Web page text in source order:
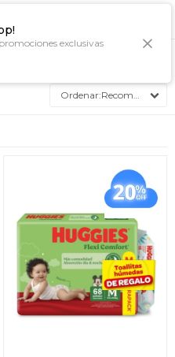
exclusivas
Recomendados